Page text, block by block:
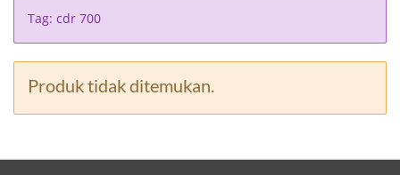
Tag: cdr 700
Produk tidak ditemukan.